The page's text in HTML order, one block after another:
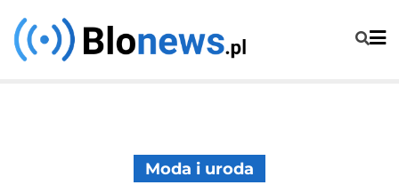
Skip
to
Moda i uroda